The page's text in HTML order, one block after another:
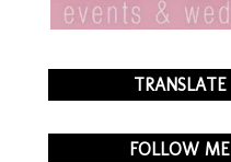
TRANSLATE
FOLLOW ME